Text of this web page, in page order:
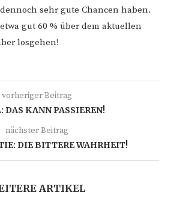
sehr gute Chancen haben.
gut 60 % über dem aktuellen
losgehen!
vorheriger Beitrag
DAS KANN PASSIEREN!
nächster Beitrag
DIE BITTERE WAHRHEIT!
ARTIKEL